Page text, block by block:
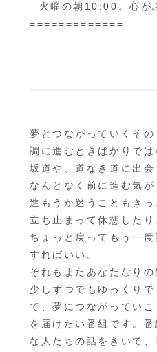
火曜の朝10:00。心が
=============
夢とつながっていくそ
調に進むときばかりで
坂道や、道なき道に出会
なんとなく前に進む気
進もうか迷うこともき
立ち止まって休憩したり
ちょっと戻ってもう一
すればいい。
それもまたあなたなりの
少しずつでもゆっくり
て、夢につながってい
を届けたい番組です。
な人たちの話をきいて